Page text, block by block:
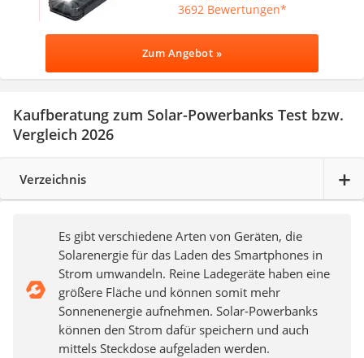
3692 Bewertungen
Zum Angebot »
Kaufberatung zum Solar-Powerbanks Test bzw.
Vergleich 2026
Verzeichnis
Es gibt verschiedene Arten von Geräten, die
Solarenergie für das Laden des Smartphones in
Strom umwandeln. Reine Ladegeräte haben eine
größere Fläche und können somit mehr
Sonnenenergie aufnehmen. Solar-Powerbanks
können den Strom dafür speichern und auch
mittels Steckdose aufgeladen werden.